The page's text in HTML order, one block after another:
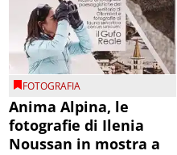
FOTOGRAFIA
Anima Alpina, le
fotografie di Ilenia
Noussan in mostra a